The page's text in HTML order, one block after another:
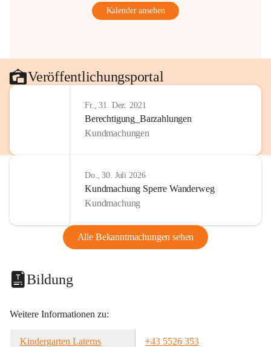
Kalender ansehen
Veröffentlichungsportal
Fr., 31. Dez. 2021
Berechtigung_Barzahlungen
Kundmachungen
Do., 30. Juli 2026
Kundmachung Sperre Wanderweg
Kundmachung
Alle Bekanntmachungen sehen
Bildung
Weitere Informationen zu:
Kindergarten Laterns
+43 5526 353